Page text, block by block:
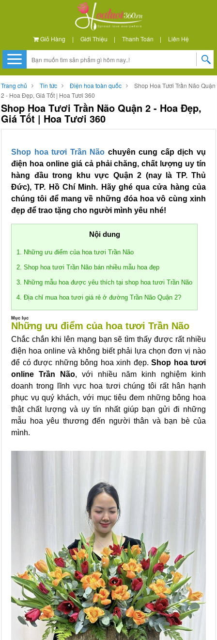
Giỏ Hàng | Giới Thiệu | Thanh Toán | Liên Hệ
Trang chủ Tin tức Điện hoa toàn quốc
Shop Hoa Tươi Trần Não Quận
2 - Hoa Đẹp, Giá Tốt | Hoa Tươi 360
Shop Hoa Tươi Trần Não Quận 2 - Hoa Đẹp,
Giá Tốt | Hoa Tươi 360
Shop hoa tươi Trần Não chuyên cung cấp dịch vụ
điện hoa online giá cả phải chăng, chất lượng uy tín
hàng đầu trong khu vực Quận 2 (nay là TP. Thủ
Đức), TP. Hồ Chí Minh. Hãy ghé qua cửa hàng của
chúng tôi để mang về những đóa hoa vô cùng xinh
đẹp để trao tặng cho người mình yêu nhé!
Nội dung
1. Những ưu điểm của hoa tươi Trần Não
2. Shop hoa tươi Trần Não bán nhiều mẫu hoa đẹp
3. Những mẫu hoa được yêu thích tại shop hoa tươi Trần Não
4. Địa chỉ mua hoa tươi giá rẻ ở đường Trần Não Quận 2?
Mục lục
Những ưu điểm của hoa tươi Trần Não
Chắc chắn khi lên mạng bạn sẽ tìm thấy được rất nhiều
điện hoa online và không biết phải lựa chọn đơn vị nào
để có được những bông hoa xinh đẹp. Shop hoa tươi
online Trần Não, với nhiều năm kinh nghiệm kinh
doanh trong lĩnh vực hoa tươi chúng tôi rất hân hạnh
phục vụ quý khách, với mục tiêu đem những bông hoa
thật chất lượng và uy tín nhất giúp bạn gửi đi những
mẫu hoa yêu thương đến người thân và bạn bè của
mình.